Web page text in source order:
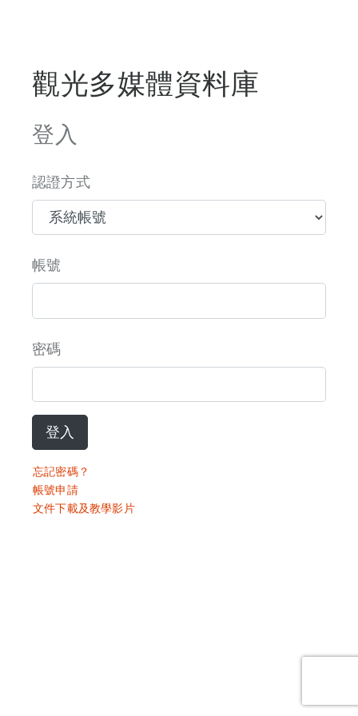
觀光多媒體資料庫
登入
認證方式
帳號
密碼
登入
忘記密碼？
帳號申請
文件下載及教學影片